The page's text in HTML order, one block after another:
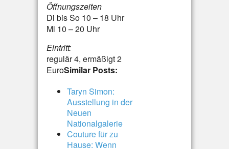
Öffnungszeiten
Di bis So 10 – 18 Uhr
Mi 10 – 20 Uhr
Eintritt:
regulär 4, ermäßigt 2
EuroSimilar Posts:
Taryn Simon:
Ausstellung in der
Neuen
Nationalgalerie
Couture für zu
Hause: Wenn